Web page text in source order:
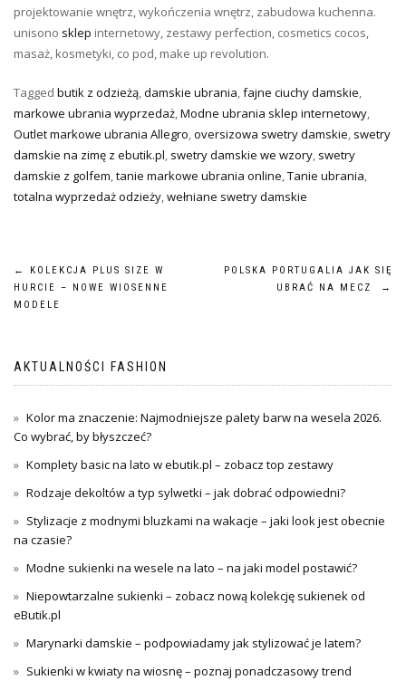
projektowanie wnętrz, wykończenia wnętrz, zabudowa kuchenna.
unisono sklep internetowy, zestawy perfection, cosmetics cocos,
masaż, kosmetyki, co pod, make up revolution.
Tagged butik z odzieżą,damskie ubrania,fajne ciuchy damskie,
markowe ubrania wyprzedaż,Modne ubrania sklep internetowy,
Outlet markowe ubrania Allegro,oversizowa swetry damskie, swetry
damskie na zimę z ebutik.pl, swetry damskie we wzory, swetry
damskie z golfem,tanie markowe ubrania online,Tanie ubrania,
totalna wyprzedaż odzieży,wełniane swetry damskie
Nawigacja
wpisu
←
KOLEKCJA PLUS SIZE W
HURCIE – NOWE WIOSENNE
MODELE
POLSKA PORTUGALIA JAK SIĘ
UBRAĆ NA MECZ
→
AKTUALNOŚCI FASHION
Kolor ma znaczenie: Najmodniejsze palety barw na wesela 2026.
Co wybrać, by błyszczeć?
Komplety basic na lato w ebutik.pl – zobacz top zestawy
Rodzaje dekoltów a typ sylwetki – jak dobrać odpowiedni?
Stylizacje z modnymi bluzkami na wakacje – jaki look jest obecnie
na czasie?
Modne sukienki na wesele na lato – na jaki model postawić?
Niepowtarzalne sukienki – zobacz nową kolekcję sukienek od
eButik.pl
Marynarki damskie – podpowiadamy jak stylizować je latem?
Sukienki w kwiaty na wiosnę – poznaj ponadczasowy trend